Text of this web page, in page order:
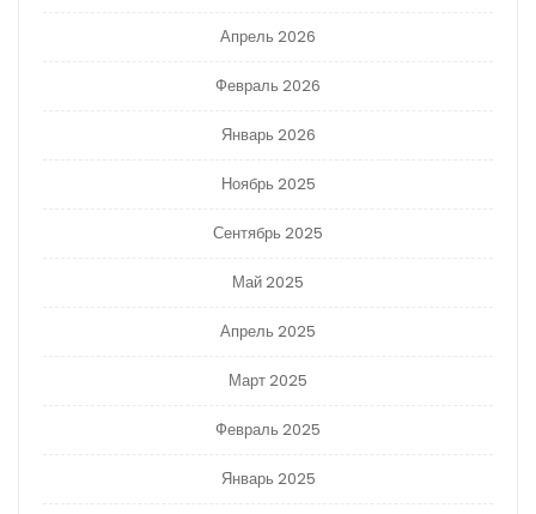
Апрель 2026
Февраль 2026
Январь 2026
Ноябрь 2025
Сентябрь 2025
Май 2025
Апрель 2025
Март 2025
Февраль 2025
Январь 2025